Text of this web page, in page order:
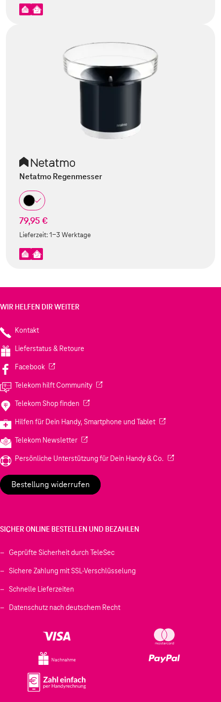
Netatmo Regenmesser
79,95 €
Lieferzeit:1-3 Werktage
WIR HELFEN DIR WEITER
Kontakt
Lieferstatus & Retoure
Facebook(Wird in einem neuen Tab geöffnet)
Telekom hilft Community(Wird in einem neuen Tab geöffnet)
Telekom Shop finden (Wird in einem neuen Tab geöffnet)
Hilfen für Dein Handy, Smartphone und Tablet(Wird in einem
Telekom Newsletter(Wird in einem neuen Tab geöffnet)
Persönliche Unterstützung für Dein Handy & Co. (Wird in einem
Bestellung widerrufen
SICHER ONLINE BESTELLEN UND BEZAHLEN
Geprüfte Sicherheit durch TeleSec
Sichere Zahlung mit SSL-Verschlüsselung
Schnelle Lieferzeiten
Datenschutz nach deutschem Recht
Nachnahme